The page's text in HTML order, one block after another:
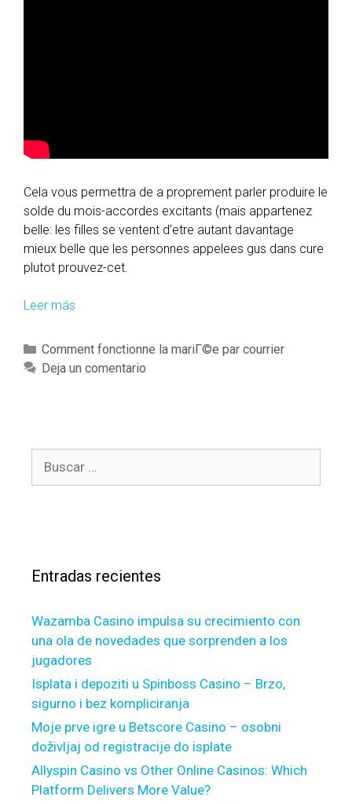
Cela vous permettra de a proprement parler produire le
solde du mois-accordes excitants (mais appartenez
belle: les filles se ventent d’etre autant davantage
mieux belle que les personnes appelees gus dans cure
plutot prouvez-cet.
Leer más
e
l
q
e
i
s
s
a
n
n
o
u
v
C
a
r
í
Comment fonctionne la mariГ©e par courrier
Deja un comentario
:Entradas recientes
Wazamba Casino impulsa su crecimiento con
una ola de novedades que sorprenden a los
jugadores
Isplata i depoziti u Spinboss Casino – Brzo,
sigurno i bez kompliciranja
Moje prve igre u Betscore Casino – osobni
doživljaj od registracije do isplate
Allyspin Casino vs Other Online Casinos: Which
Platform Delivers More Value?